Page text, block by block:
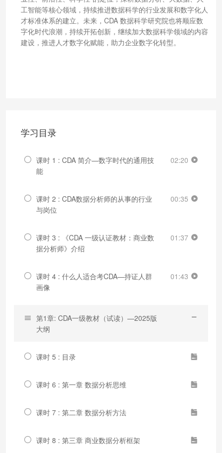
工智能等核心领域，持续推进数据科学的行业发展和数字化人
才标准体系的建立。未来，CDA 数据科学研究院也将顺应数
字化时代浪潮，持续开拓创新，继续加大数据科学领域的内容
建设，推进人才数字化赋能，助力企业数字化转型。
学习目录
课时 1 : CDA 简介—数字时代的通用技
能
02:20
课时 2 : CDA数据分析师的从事的行业
与岗位
00:35
课时 3 : 《CDA 一级认证教材：商业数
据分析师》介绍
01:37
课时 4 : 什么人适合考CDA—持证人群
画像
01:43
第1章: CDA一级教材（试读）—2025版
大纲
课时 5 : 目录
课时 6 : 第一章 数据分析思维
课时 7 : 第二章 数据分析方法
课时 8 : 第三章 商业数据分析框架